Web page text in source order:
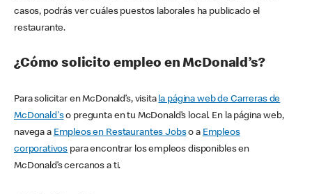
casos, podrás ver cuáles puestos laborales ha publicado el
restaurante.
¿Cómo solicito empleo en McDonald’s?
Para solicitar en McDonald’s, visita la página web de Carreras de
McDonald'so pregunta en tu McDonald’s local. En la página web,
navega a Empleos en Restaurantes Jobso a Empleos
corporativos para encontrar los empleos disponibles en
McDonald’s cercanos a ti.